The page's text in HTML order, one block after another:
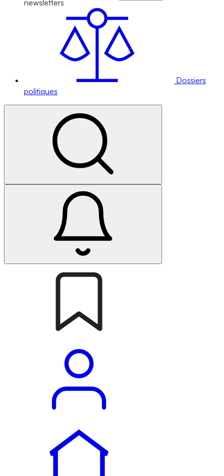
newsletters
Dossiers
politiques